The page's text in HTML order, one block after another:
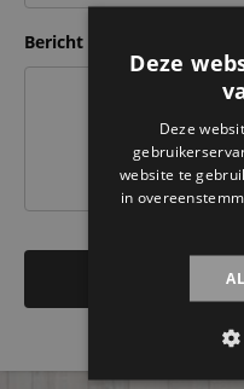
Bericht
Deze
Deze
website te
in